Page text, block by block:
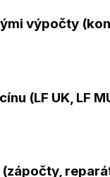
výpočty
(LF UK, LF